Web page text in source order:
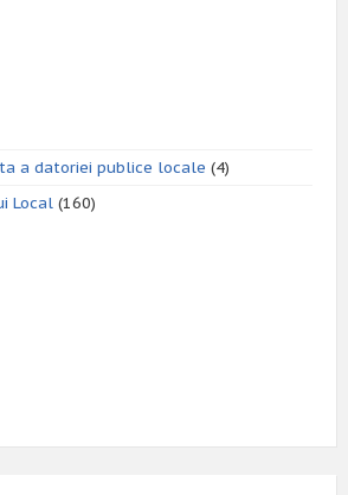
a datoriei publice locale (4)
Local (160)